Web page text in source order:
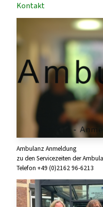
Kontakt
Ambulanz Anmeldung
zu den Servicezeiten der
Telefon +49 (0)2162 96-6213